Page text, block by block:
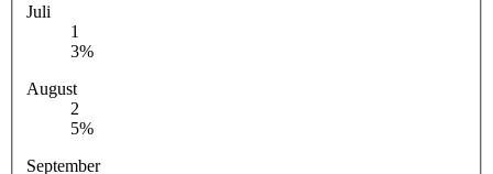
Juli
1
3%
August
2
5%
September